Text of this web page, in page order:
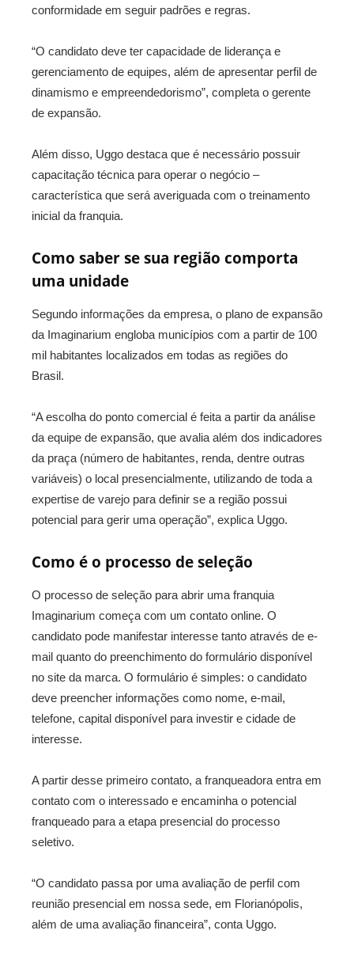
conformidade em seguir padrões e regras.
“O candidato deve ter capacidade de liderança e
gerenciamento de equipes, além de apresentar perfil de
dinamismo e empreendedorismo”, completa o gerente
de expansão.
Além disso, Uggo destaca que é necessário possuir
capacitação técnica para operar o negócio –
característica que será averiguada com o treinamento
inicial da franquia.
Como saber se sua região comporta
uma unidade
Segundo informações da empresa, o plano de expansão
da Imaginarium engloba municípios com a partir de 100
mil habitantes localizados em todas as regiões do
Brasil.
“A escolha do ponto comercial é feita a partir da análise
da equipe de expansão, que avalia além dos indicadores
da praça (número de habitantes, renda, dentre outras
variáveis) o local presencialmente, utilizando de toda a
expertise de varejo para definir se a região possui
potencial para gerir uma operação”, explica Uggo.
Como é o processo de seleção
O processo de seleção para abrir uma franquia
Imaginarium começa com um contato online. O
candidato pode manifestar interesse tanto através de e-
mail quanto do preenchimento do formulário disponível
no site da marca. O formulário é simples: o candidato
deve preencher informações como nome, e-mail,
telefone, capital disponível para investir e cidade de
interesse.
A partir desse primeiro contato, a franqueadora entra em
contato com o interessado e encaminha o potencial
franqueado para a etapa presencial do processo
seletivo.
“O candidato passa por uma avaliação de perfil com
reunião presencial em nossa sede, em Florianópolis,
além de uma avaliação financeira”, conta Uggo.